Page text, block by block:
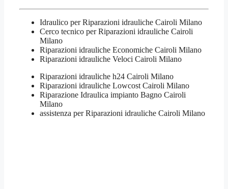
Idraulico per Riparazioni idrauliche Cairoli Milano
Cerco tecnico per Riparazioni idrauliche Cairoli
Milano
Riparazioni idrauliche Economiche Cairoli Milano
Riparazioni idrauliche Veloci Cairoli Milano
Riparazioni idrauliche h24 Cairoli Milano
Riparazioni idrauliche Lowcost Cairoli Milano
Riparazione Idraulica impianto Bagno Cairoli
Milano
assistenza per Riparazioni idrauliche Cairoli Milano